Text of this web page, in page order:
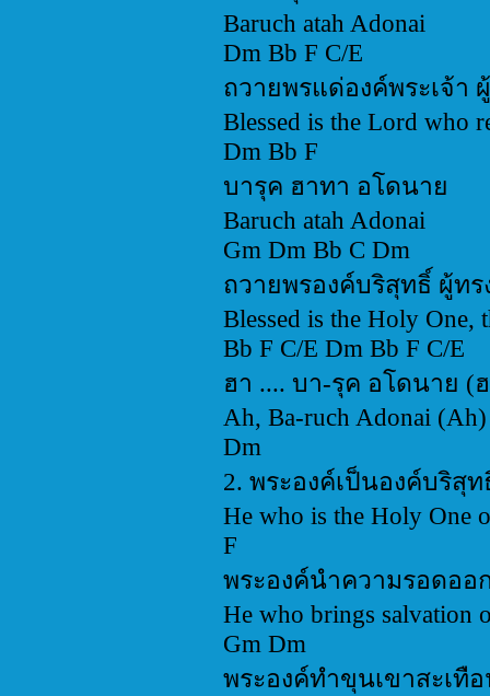
Baruch atah Adonai
Dm Bb F C/E
ถวายพรแด่องค์พระเจ้า
Blessed is the Lord who
Dm Bb F
บารุค ฮาทา อโดนาย
Baruch atah Adonai
Gm Dm Bb C Dm
ถวายพรองค์บริสุทธิ์ ผู้ท
Blessed is the Holy One,
Bb F C/E Dm Bb F C/E
ฮา .... บา-รุค อโดนาย (
Ah, Ba-ruch Adonai (Ah)
Dm
2. พระองค์เป็นองค์บริสุ
He who is the Holy One
F
พระองค์นำความรอดออ
He who brings salvation
Gm Dm
พระองค์ทำขุนเขาสะเทื